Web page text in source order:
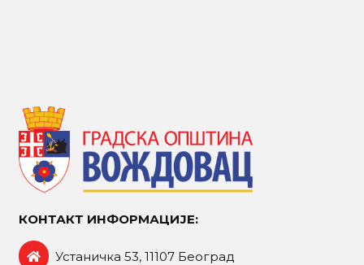
КОНТАКТ ИНФОРМАЦИЈЕ:
Устаничка 53, 11107 Београд